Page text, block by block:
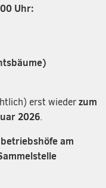
Uhr:
erst wiederzum
2026.
am